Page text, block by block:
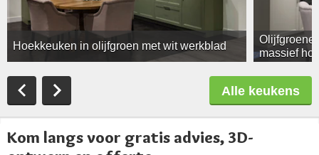
Hoekkeuken in olijfgroen met wit werkblad
Olijfgroene
massief
Alle keukens
Kom langs voor gratis advies, 3D-